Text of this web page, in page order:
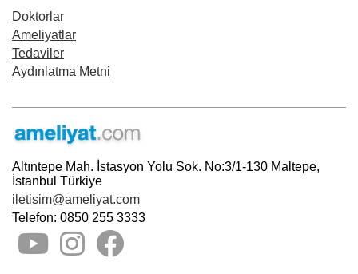
Doktorlar
Ameliyatlar
Tedaviler
Aydınlatma Metni
Altıntepe Mah. İstasyon Yolu Sok. No:3/1-130 Maltepe,
İstanbul Türkiye
iletisim@ameliyat.com
Telefon: 0850 255 3333